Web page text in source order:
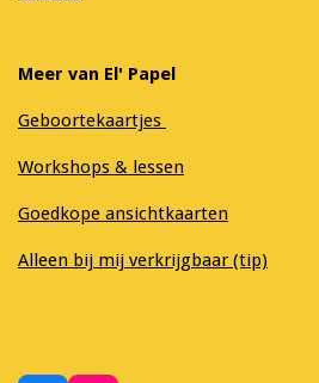
Meer van El' Papel
Geboortekaartjes
Workshops & lessen
Goedkope ansichtkaarten
Alleen bij mij verkrijgbaar (tip)